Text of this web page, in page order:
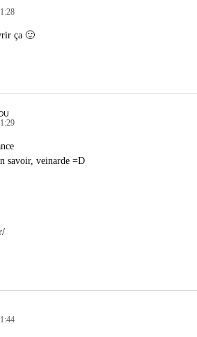
ça 🙂
savoir, veinarde =D